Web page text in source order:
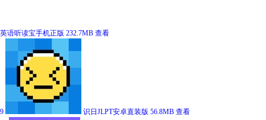
英语听读宝手机正版 232.7MB 查看
9 识日JLPT安卓直装版 56.8MB 查看